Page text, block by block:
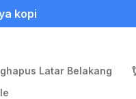
kopi
Latar Belakang